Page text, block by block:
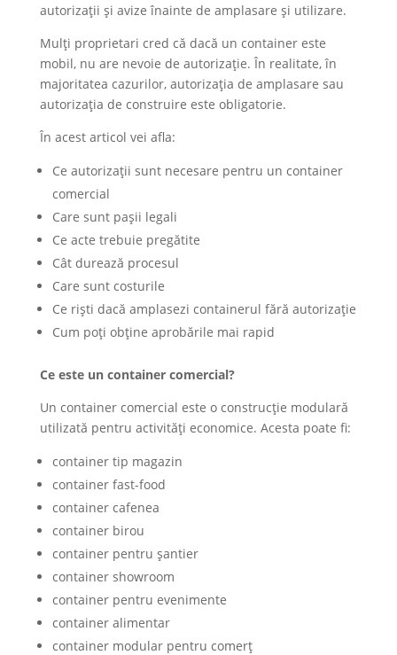
autorizații și avize înainte de amplasare și utilizare.
Mulți proprietari cred că dacă un container este
mobil, nu are nevoie de autorizație. În realitate, în
majoritatea cazurilor, autorizația de amplasare sau
autorizația de construire este obligatorie.
În acest articol vei afla:
Ce autorizații sunt necesare pentru un container
comercial
Care sunt pașii legali
Ce acte trebuie pregătite
Cât durează procesul
Care sunt costurile
Ce riști dacă amplasezi containerul fără autorizație
Cum poți obține aprobările mai rapid
Ce este un container comercial?
Un container comercial este o construcție modulară
utilizată pentru activități economice. Acesta poate fi:
container tip magazin
container fast-food
container cafenea
container birou
container pentru șantier
container showroom
container pentru evenimente
container alimentar
container modular pentru comerț